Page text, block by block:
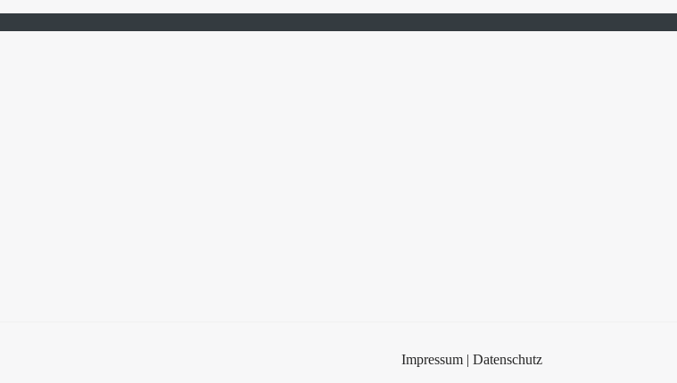
Impressum | Datenschutz